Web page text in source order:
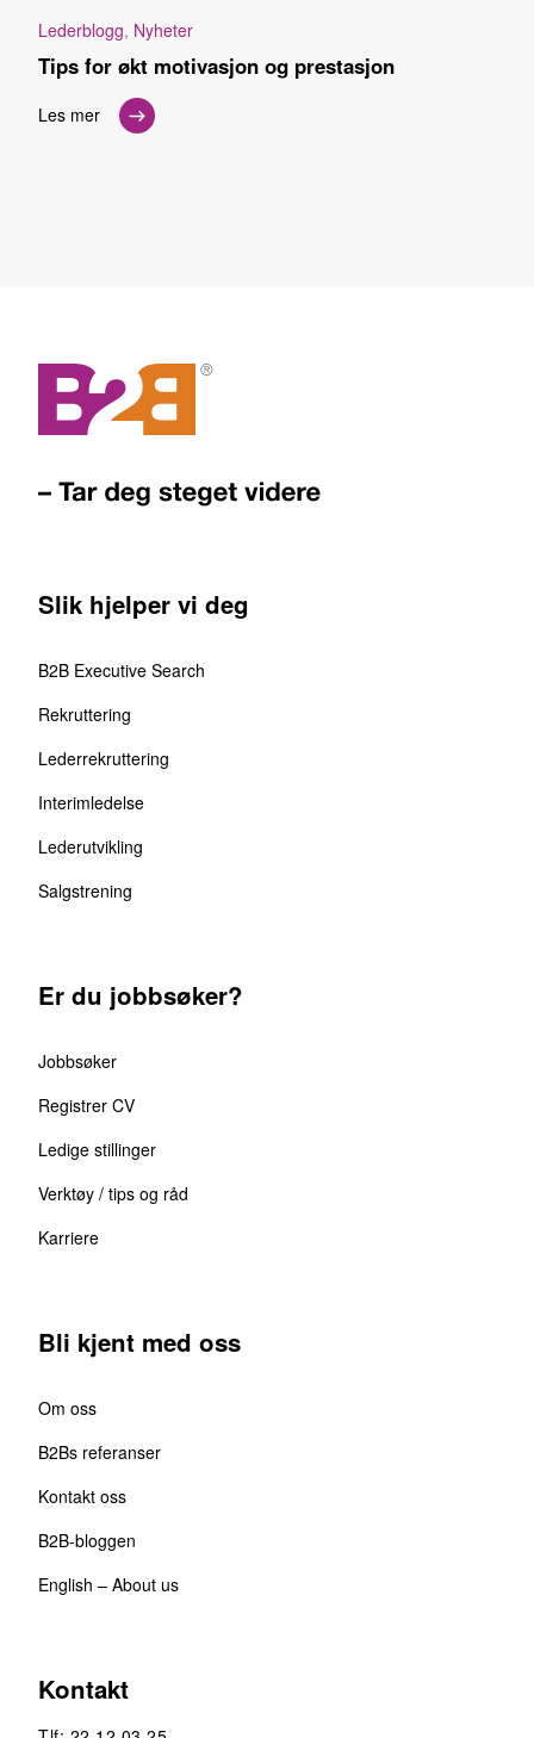
Lederblogg, Nyheter
Tips for økt motivasjon og prestasjon
Les mer
Slik hjelper vi deg
B2B Executive Search
Rekruttering
Lederrekruttering
Interimledelse
Lederutvikling
Salgstrening
Er du jobbsøker?
Jobbsøker
Registrer CV
Ledige stillinger
Verktøy / tips og råd
Karriere
Bli kjent med oss
Om oss
B2Bs referanser
Kontakt oss
B2B-bloggen
English – About us
Kontakt